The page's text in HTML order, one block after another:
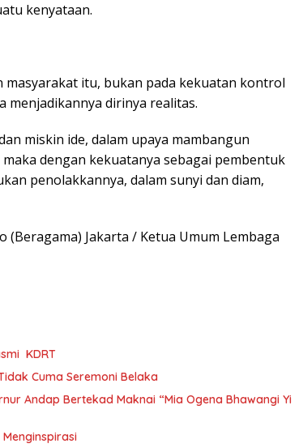
kenyataan.
itu, bukan pada kekuatan kontrol
menjadikannya dirinya realitas.
miskin ide, dalam upaya mambangun
dengan kekuatanya sebagai pembentuk
penolakkannya, dalam sunyi dan diam,
Jakarta / Ketua Umum Lembaga
KDRT
Cuma Seremoni Belaka
Andap Bertekad Maknai “Mia Ogena Bhawangi Yi